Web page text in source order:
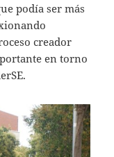
podía ser más
creador
en torno